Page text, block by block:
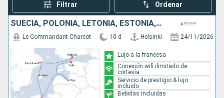
Filtrar Ordenar
SUECIA, POLONIA, LETONIA, ESTONIA, FINLANDIA
Le Commandant Charcot 10 d Helsinki 24/11/2026
Lujo a la francesa
Conexión wifi ilimitado de
cortesía
Servicio de prestigio & lujo
incluido
Bebidas incluidas